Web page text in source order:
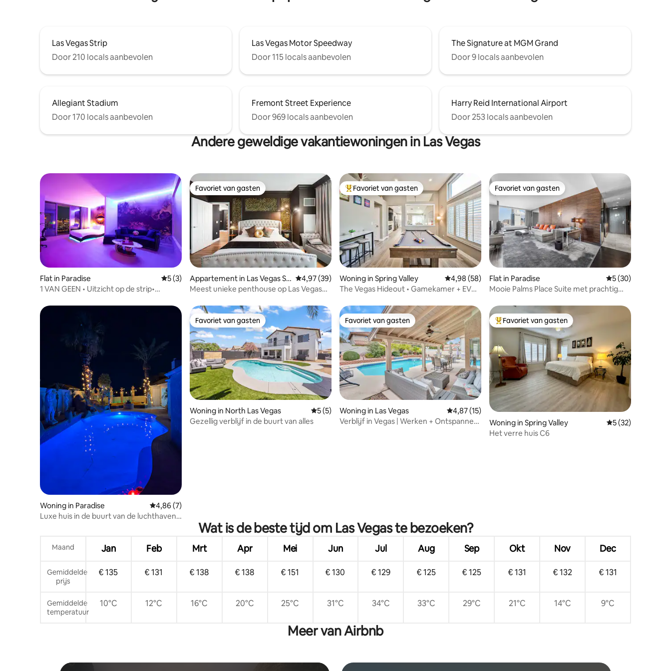
Las Vegas Strip
Door 210 locals aanbevolen
Las Vegas Motor Speedway
Door 115 locals aanbevolen
The Signature at MGM Grand
Door 9 locals aanbevolen
Allegiant Stadium
Door 170 locals aanbevolen
Fremont Street Experience
Door 969 locals aanbevolen
Harry Reid International Airport
Door 253 locals aanbevolen
Andere geweldige vakantiewoningen in Las Vegas
Flat in Paradise Gemiddelde beoordeling van 5 op 5, 3 recensies
5 (3)
1 VAN GEEN • Uitzicht op de strip•
Favoriet van gasten
Favoriet van gasten
Appartement in Las Vegas St
rip
Gemiddelde beoordeling van 4,97 op 5, 39 recensies
4,97 (39)
Meest unieke penthouse op Las Vegas
Topfavoriet van gasten
Favoriet van gasten
Woning in Spring Valley Gemiddelde beoordeling van 4,98 op 5, 58 recensies
4,98 (58)
The Vegas Hideout • Gamekamer + EV
Favoriet van gasten
Favoriet van gasten
Flat in Paradise Gemiddelde
5 (30)
Mooie Palms Place Suite met prachtig
Woning in Paradise Gemiddelde beoordeling van 4,86 op 5, 7 recensies
4,86 (7)
Luxe huis in de buurt van de luchthaven
Favoriet van gasten
Favoriet van gasten
Woning in North Las Vegas Gemiddelde beoordeling van 5 op 5, 5 recensies
5 (5)
Gezellig verblijf in de buurt van alles
Favoriet van gasten
Favoriet van gasten
Woning in Las Vegas Gemiddelde beoordeling van 4,87 op 5, 15 recensies
4,87 (15)
Verblijf in Vegas | Werken + Ontspannen
Topfavoriet van gasten
Favoriet van gasten
Woning in Spring Valley Gemiddelde
5 (32)
Het verre huis C6
Wat is de beste tijd om Las Vegas te bezoeken?
Maand Jan Feb Mrt Apr Mei Jun Jul Aug Sep Okt Nov Dec
Gemiddelde
prijs
€ 135 € 131 € 138 € 138 € 151 € 130 € 129 € 125 € 125 € 131 € 132 € 131
Gemiddelde
temperatuur
10°C 12°C 16°C 20°C 25°C 31°C 34°C 33°C 29°C 21°C 14°C 9°C
Meer van Airbnb